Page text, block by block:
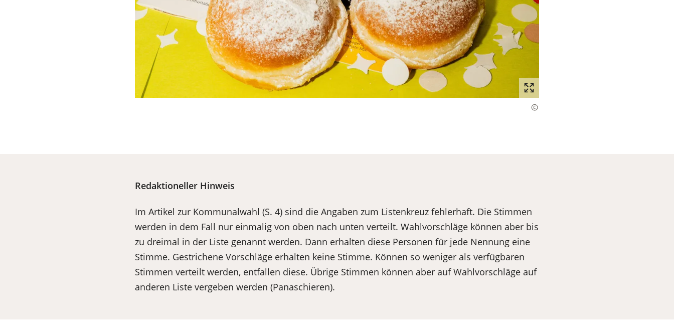
Redaktioneller Hinweis
Im Artikel zur Kommunalwahl (S. 4) sind die Angaben zum Listenkreuz fehlerhaft. Die Stimmen
werden in dem Fall nur einmalig von oben nach unten verteilt. Wahlvorschläge können aber bis
zu dreimal in der Liste genannt werden. Dann erhalten diese Personen für jede Nennung eine
Stimme. Gestrichene Vorschläge erhalten keine Stimme. Können so weniger als verfügbaren
Stimmen verteilt werden, entfallen diese. Übrige Stimmen können aber auf Wahlvorschläge auf
anderen Liste vergeben werden (Panaschieren).